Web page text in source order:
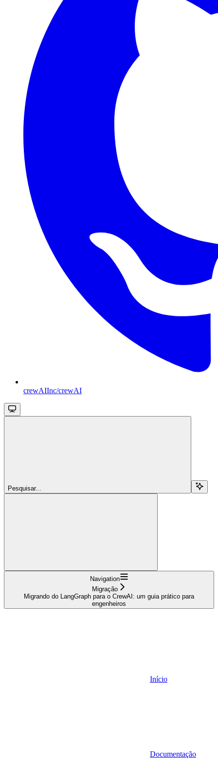
crewAIInc/crewAI
Pesquisar...
Navigation
Migração
Migrando do LangGraph para o CrewAI: um guia prático para
engenheiros
Início
Documentação